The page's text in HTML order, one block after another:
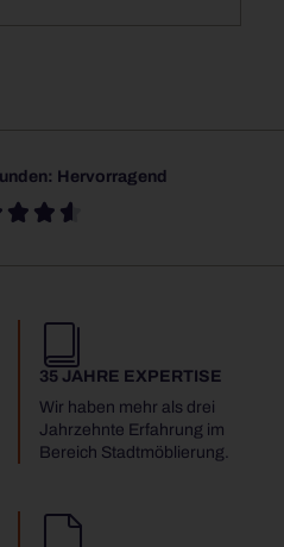
Hervorragend
  
35 JAHRE EXPERTISE
Wir haben mehr als drei
Jahrzehnte Erfahrung im
Bereich Stadtmöblierung.